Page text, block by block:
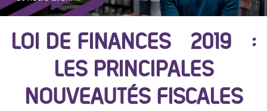
LOI DE FINANCES 2019 :
LES PRINCIPALES
NOUVEAUTÉS FISCALES